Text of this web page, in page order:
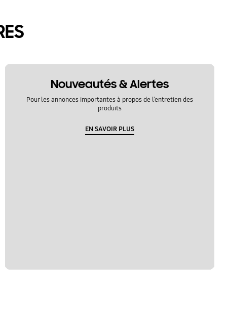
Nouveautés & Alertes
Pour les annonces importantes à propos de l’entretien des
produits
EN SAVOIR PLUS